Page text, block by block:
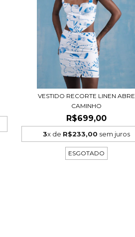
VESTIDO RECORTE LINEN ABRE
CAMINHO
R$699,00
3x de R$233,00 sem juros
ESGOTADO